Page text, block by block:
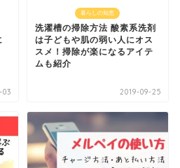
03
暮らしの知恵
洗濯槽の掃除方法 酸素系洗剤
は子どもや肌の弱い人にオス
スメ！掃除が楽になるアイテ
ムも紹介
2019-09-25